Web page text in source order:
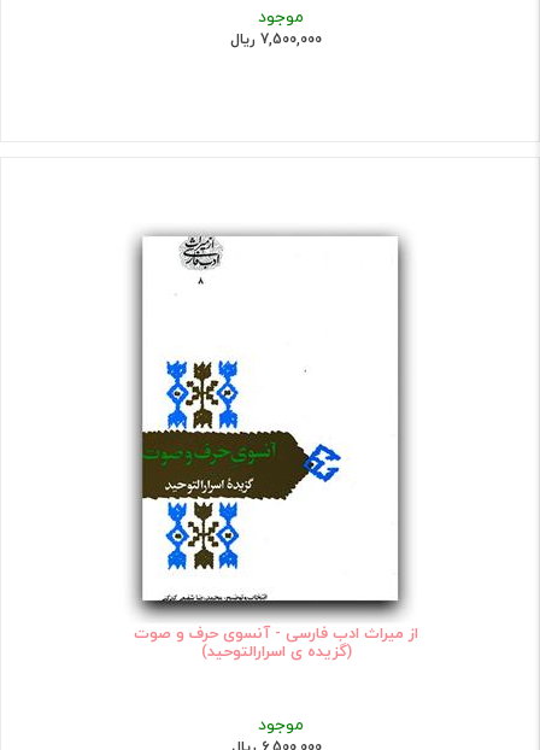
موجود
7,500,000 ریال
از میراث ادب فارسی - آنسوی حرف و صوت
(گزیده ی اسرارالتوحید)
موجود